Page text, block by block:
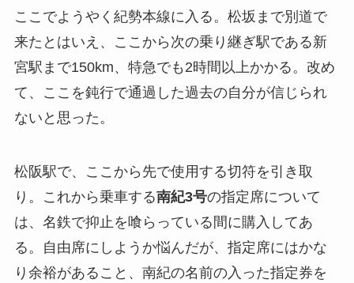
ここでようやく紀勢本線に入る。松坂まで別道で
来たとはいえ、ここから次の乗り継ぎ駅である新
宮駅まで150km、特急でも2時間以上かかる。改め
て、ここを鈍行で通過した過去の自分が信じられ
ないと思った。
松阪駅で、ここから先で使用する切符を引き取
り。これから乗車する南紀3号の指定席について
は、名鉄で抑止を喰らっている間に購入してあ
る。自由席にしようか悩んだが、指定席にはかな
り余裕があること、南紀の名前の入った指定券を